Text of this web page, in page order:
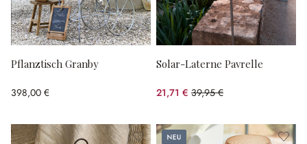
Pflanztisch Granby
398,00 €
Solar-Laterne Pavrelle
21,71 € 39,95 €
(45.66% gespart)
Neu